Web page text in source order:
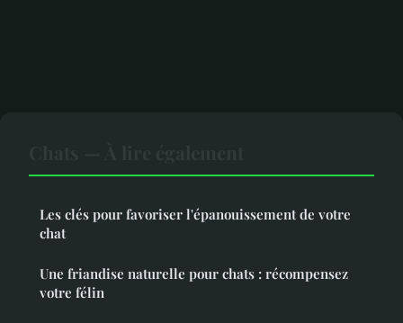
Les clés pour favoriser l'épanouissement de votre
chat
Une friandise naturelle pour chats : récompensez
votre félin